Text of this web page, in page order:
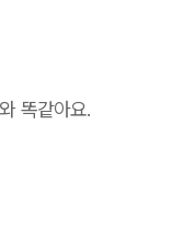
똑같아요.